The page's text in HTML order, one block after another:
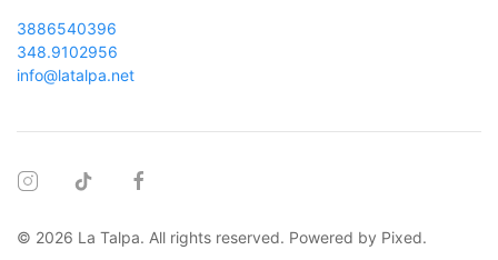
3886540396
348.9102956
info@latalpa.net
© 2026 La Talpa. All rights reserved. Powered by Pixed.